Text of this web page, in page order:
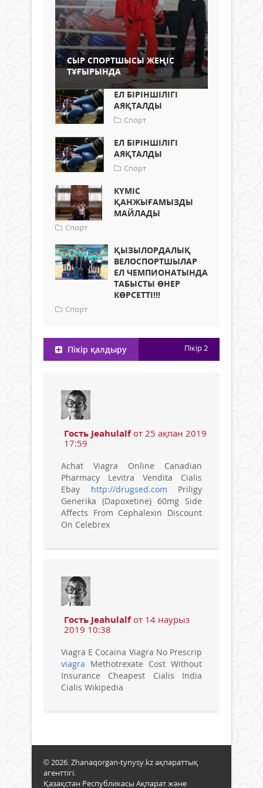
СЫР СПОРТШЫСЫ ЖЕҢІС
ТҰҒЫРЫНДА
ЕЛ БІРІНШІЛІГІ
АЯҚТАЛДЫ
Спорт
ЕЛ БІРІНШІЛІГІ
АЯҚТАЛДЫ
Спорт
КҮМІС
ҚАНЖЫҒАМЫЗДЫ
МАЙЛАДЫ
Спорт
ҚЫЗЫЛОРДАЛЫҚ
ВЕЛОСПОРТШЫЛАР
ЕЛ ЧЕМПИОНАТЫНДА
ТАБЫСТЫ ӨНЕР
КӨРСЕТТІ!!!
Спорт
Пікір қалдыру Пікір2
Гость Jeahulalfот 25 ақпан 2019
17:59
Achat Viagra Online Canadian
Pharmacy Levitra Vendita Cialis
Ebay http://drugsed.com Priligy
Generika (Dapoxetine) 60mg Side
Affects From Cephalexin Discount
On Celebrex
Гость Jeahulalfот 14 наурыз
2019 10:38
Viagra E Cocaina Viagra No Prescrip
viagra Methotrexate Cost Without
Insurance Cheapest Cialis India
Cialis Wikipedia
© 2026. Zhanaqorgan-tynysy.kz ақпараттық
агенттігі.
Қазақстан Республикасы Ақпарат және